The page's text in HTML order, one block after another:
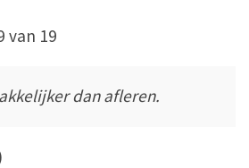
van 19
dan afleren.